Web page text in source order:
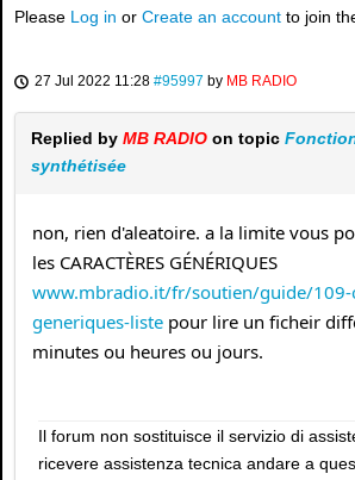
Please Log in or Create an account to join
27 Jul 2022 11:28 #95997 by MB RADIO
Replied by MB RADIO on topic
synthétisée
non, rien d'aleatoire. a la limite vous
les CARACTÈRES GÉNÉRIQUES
www.mbradio.it/fr/soutien/guide/109-
generiques-liste pour lire un ficheir
minutes ou heures ou jours.
Il forum non sostituisce il servizio di
ricevere assistenza tecnica andare a